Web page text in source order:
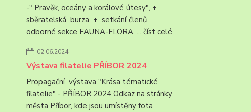
-" Pravěk, oceány a korálové útesy", +
sběratelská burza + setkání členů
odborné sekce FAUNA-FLORA. ... číst celé
02.06.2024
Výstava filatelie PŘÍBOR 2024
Propagační výstava "Krása tématické
filatelie" - PŘÍBOR 2024 Odkaz na stránky
města Příbor, kde jsou umístěny fota